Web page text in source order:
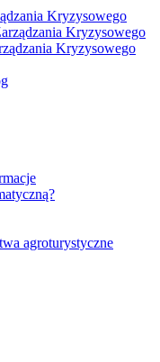
Kryzysowego
Kryzysowego
Kryzysowego
agroturystyczne